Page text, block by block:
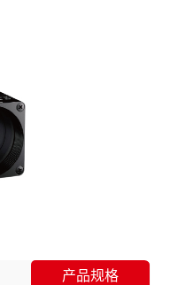
产品规格